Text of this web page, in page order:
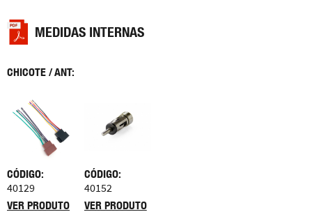
MEDIDAS INTERNAS
CHICOTE / ANT:
CÓDIGO:
40129
VER PRODUTO
CÓDIGO:
40152
VER PRODUTO